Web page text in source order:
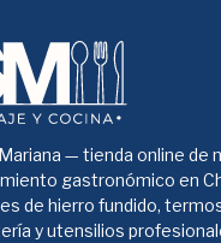
— tienda online de
gastronómico en
de hierro fundido,
y utensilios